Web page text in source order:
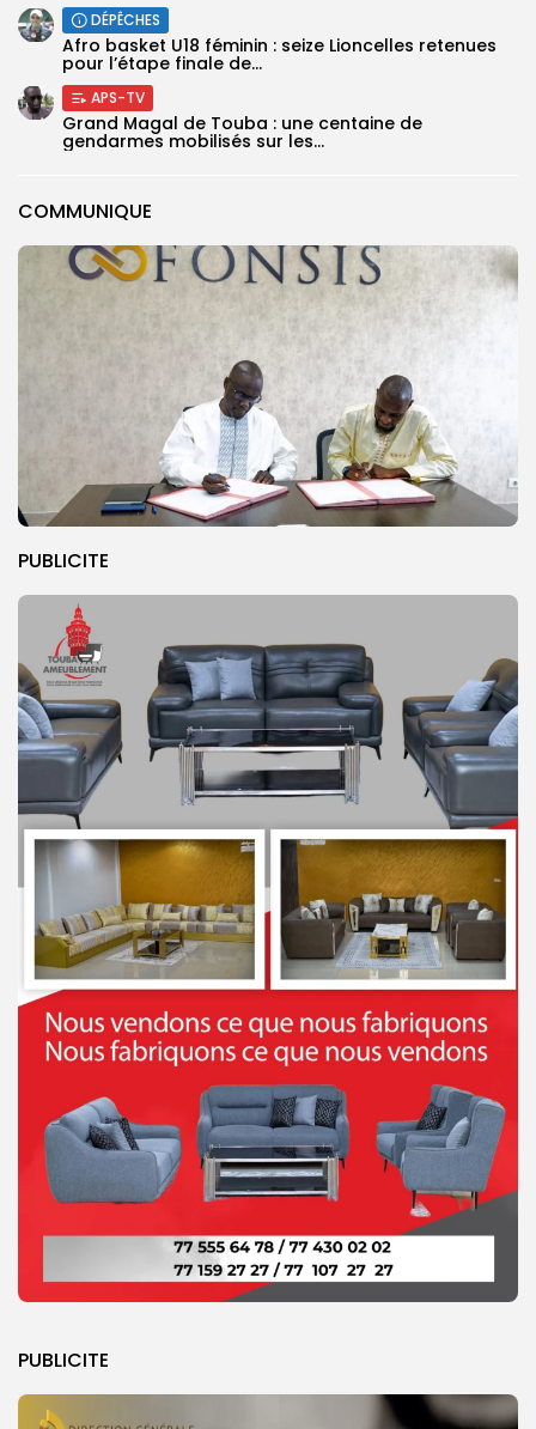
COMMUNIQUE
PUBLICITE
PUBLICITE
DÉPÊCHES
‎Afro basket U18 féminin : seize Lioncelles retenues
pour l’étape finale de...
APS-TV
Grand Magal de Touba : une centaine de
gendarmes mobilisés sur les...